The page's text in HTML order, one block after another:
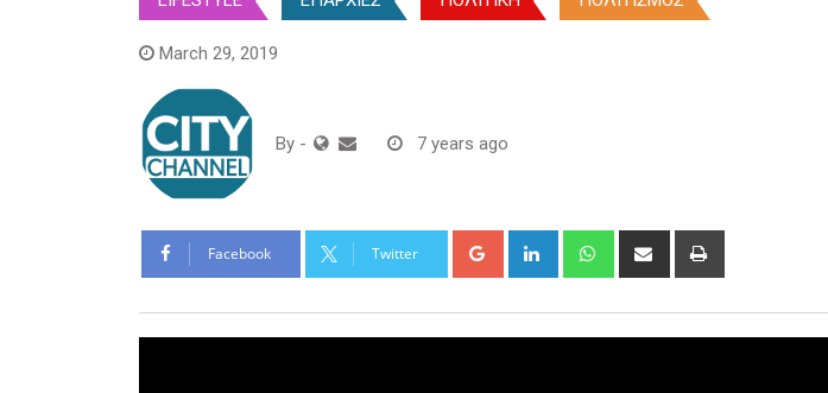
March 29, 2019
By - 7 years ago
Facebook Twitter Google+ LinkedIn WhatsappShare